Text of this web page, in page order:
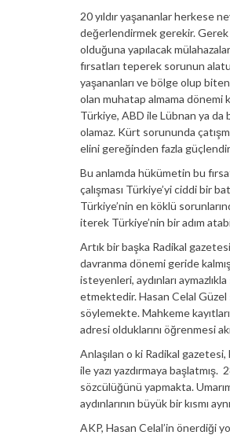
20 yıldır yaşananlar herkese
değerlendirmek gerekir.
olduğuna yapılacak
fırsatları teperek sorunun
yaşananları ve bölge olup
olan muhatap almama dönemi
Türkiye, ABD ile Lübnan ya da
olamaz. Kürt sorununda
elini gereğinden fazla
Bu anlamda hükümetin bu
çalışması Türkiye’yi ciddi bir
Türkiye’nin en köklü
iterek Türkiye’nin bir adım
Artık bir başka Radikal
davranma dönemi geride
isteyenleri, aydınları
etmektedir. Hasan Celal Güzel
söylemekte. Mahkeme
adresi olduklarını öğrenmesi
Anlaşılan o ki Radikal
ile yazı yazdırmaya
sözcülüğünü yapmakta.
aydınlarının büyük bir kısmı
AKP, Hasan Celal’in önerdiği